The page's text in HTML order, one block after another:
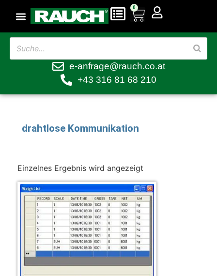
0
e-anfrage@rauch.co.at
+43 316 81 68 210
drahtlose Kommunikation
Einzelnes Ergebnis wird angezeigt